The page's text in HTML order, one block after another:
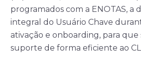
programados com a ENOTAS, a
integral do Usuário Chave
ativação e onboarding, para que
suporte de forma eficiente ao